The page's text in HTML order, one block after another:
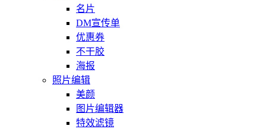
名片
DM宣传单
优惠券
不干胶
海报
照片编辑
美颜
图片编辑器
特效滤镜